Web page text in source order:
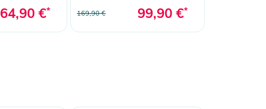
64,90 €* 169,90 € 99,90 €*